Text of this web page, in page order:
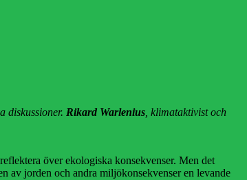
diskussioner. Rikard Warlenius , klimataktivist och
över ekologiska konsekvenser. Men det
av jorden och andra miljökonsekvenser en levande